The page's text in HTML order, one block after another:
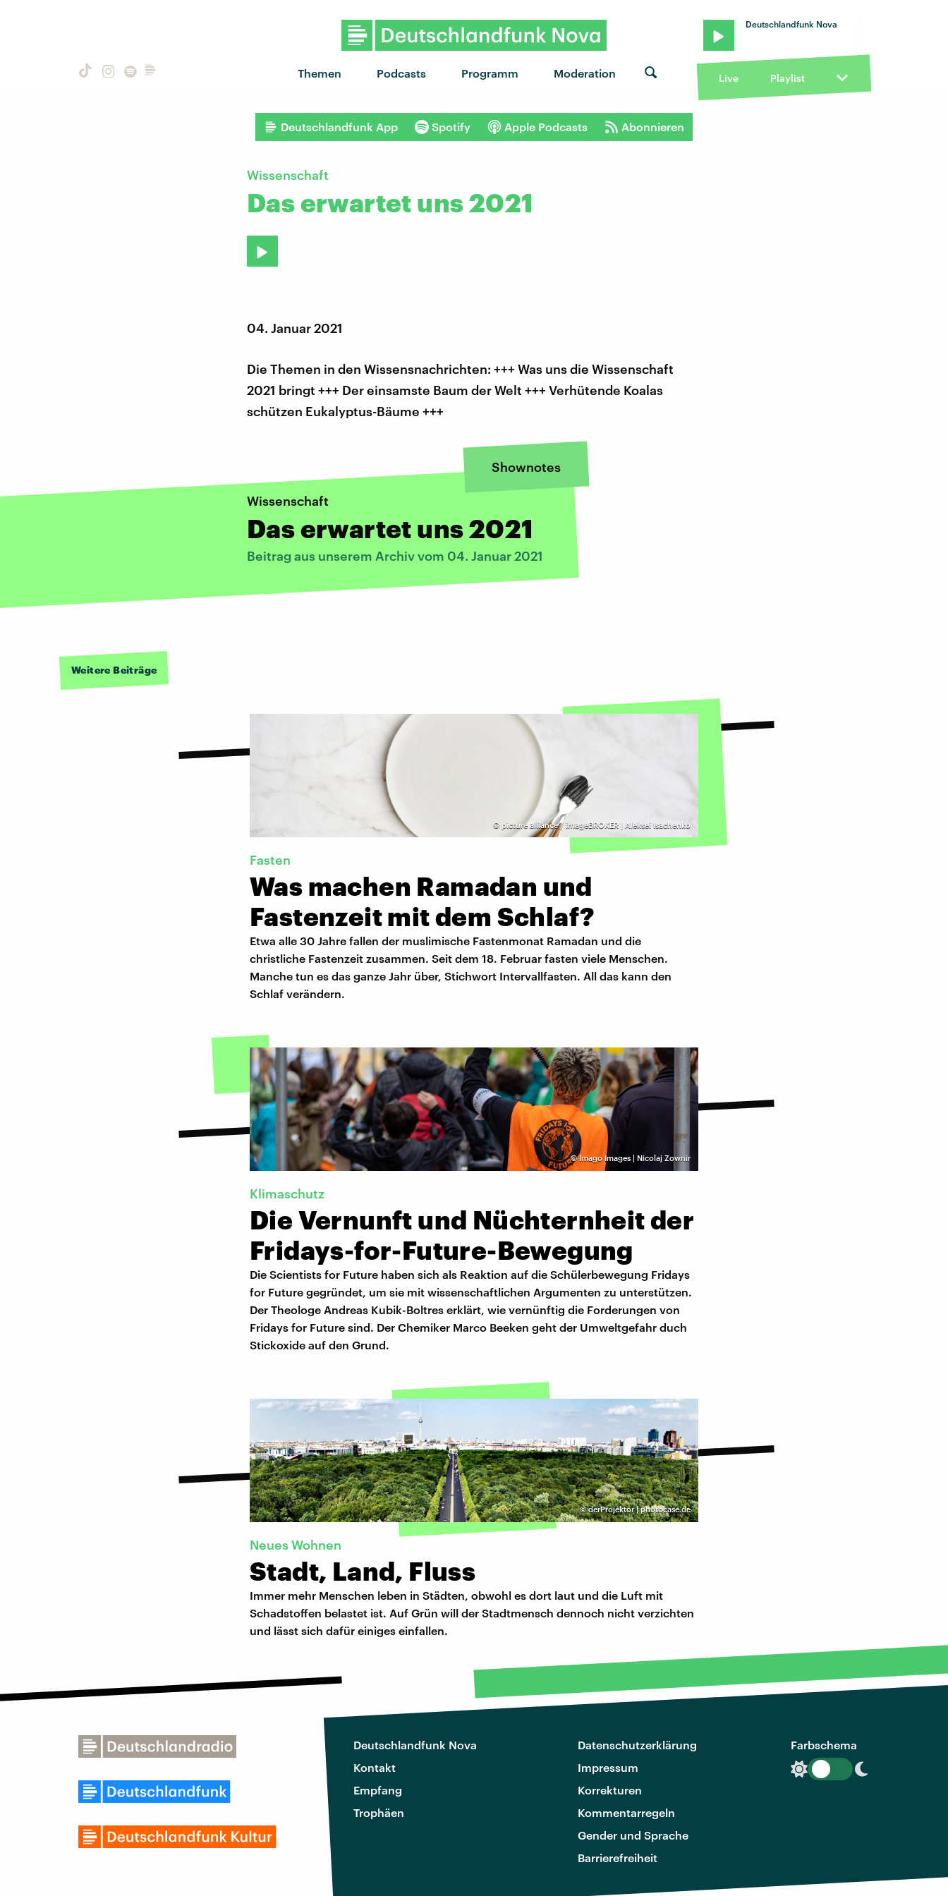
Themen Podcasts Programm Moderation
Deutschlandfunk Nova
Live Playlist
Deutschlandfunk App Spotify Apple Podcasts Abonnieren
Wissenschaft
Das erwartet uns 2021
04. Januar 2021
Die Themen in den Wissensnachrichten: +++ Was uns die Wissenschaft
2021 bringt +++ Der einsamste Baum der Welt +++ Verhütende Koalas
schützen Eukalyptus-Bäume +++
Shownotes
Wissenschaft
Das erwartet uns 2021
Beitrag aus unserem Archiv vom 04. Januar 2021
Weitere Beiträge
© picture alliance / imageBROKER | Aleksei Isachenko
Fasten
Was machen Ramadan und
Fastenzeit mit dem Schlaf?
Etwa alle 30 Jahre fallen der muslimische Fastenmonat Ramadan und die
christliche Fastenzeit zusammen. Seit dem 18. Februar fasten viele Menschen.
Manche tun es das ganze Jahr über, Stichwort Intervallfasten. All das kann den
Schlaf verändern.
©Imago Images | Nicolaj Zownir
Klimaschutz
Die Vernunft und Nüchternheit der
Fridays-for-Future-Bewegung
Die Scientists for Future haben sich als Reaktion auf die Schülerbewegung Fridays
for Future gegründet, um sie mit wissenschaftlichen Argumenten zu unterstützen.
Der Theologe Andreas Kubik-Boltres erklärt, wie vernünftig die Forderungen von
Fridays for Future sind. Der Chemiker Marco Beeken geht der Umweltgefahr duch
Stickoxide auf den Grund.
©derProjektor | photocase.de
Neues Wohnen
Stadt, Land, Fluss
Immer mehr Menschen leben in Städten, obwohl es dort laut und die Luft mit
Schadstoffen belastet ist. Auf Grün will der Stadtmensch dennoch nicht verzichten
und lässt sich dafür einiges einfallen.
Deutschlandfunk Nova
Kontakt
Empfang
Trophäen
Datenschutzerklärung
Impressum
Korrekturen
Kommentarregeln
Gender und Sprache
Barrierefreiheit
Farbschema